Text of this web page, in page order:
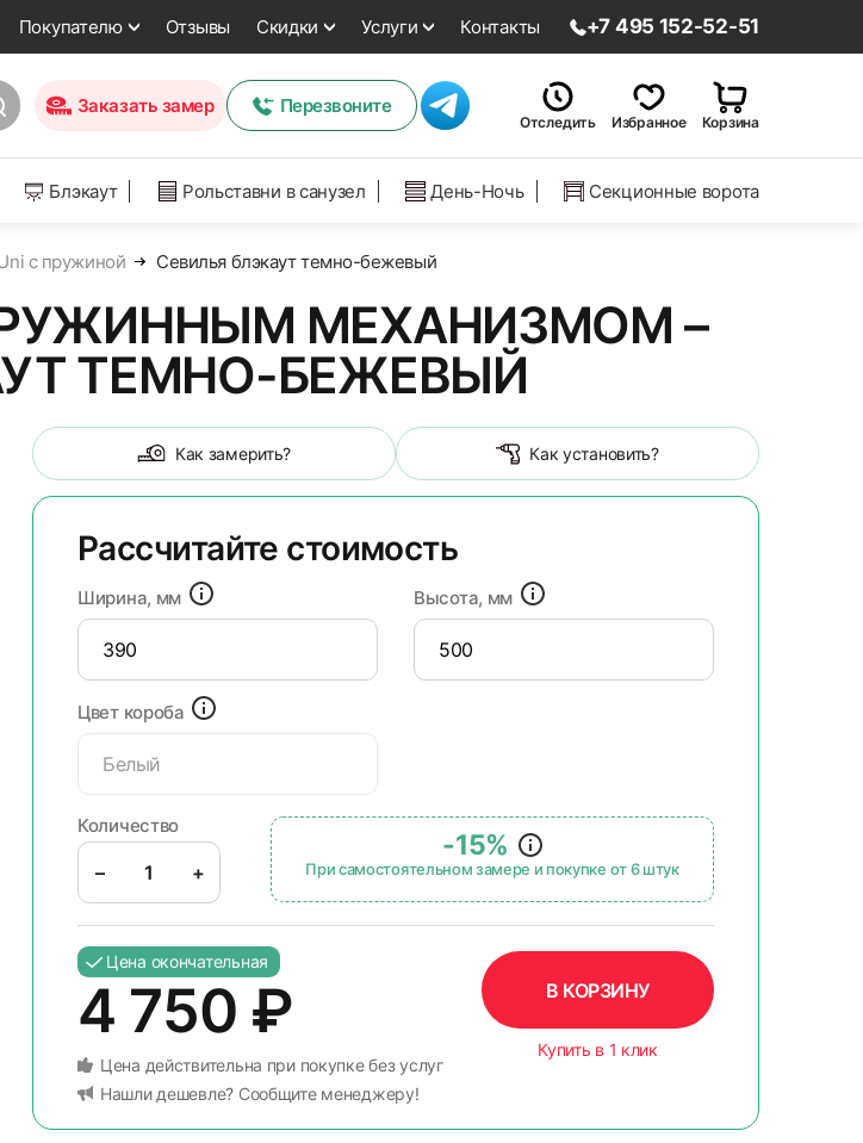
Покупателю Отзывы Скидки Услуги Контакты +7 495 152-52-51
Заказать замер Перезвоните
Отследить Избранное Корзина
Блэкаут Рольставни в санузел День-Ночь Секционные ворота
с пружиной Севилья блэкаут темно-бежевый
МЕХАНИЗМОМ –
ТЕМНО-БЕЖЕВЫЙ
Как замерить? Как установить?
Рассчитайте стоимость
Ширина, мм Высота, мм
Цвет короба
Белый
Количество
– +
-15%
При самостоятельном замере и покупке от 6 штук
Цена окончательная
4 750 ₽
Цена действительна при покупке без услуг
Нашли дешевле? Сообщите менеджеру!
В КОРЗИНУ
Купить в 1 клик